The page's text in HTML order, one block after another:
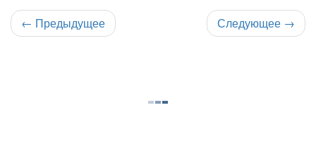
← Предыдущее Следующее →